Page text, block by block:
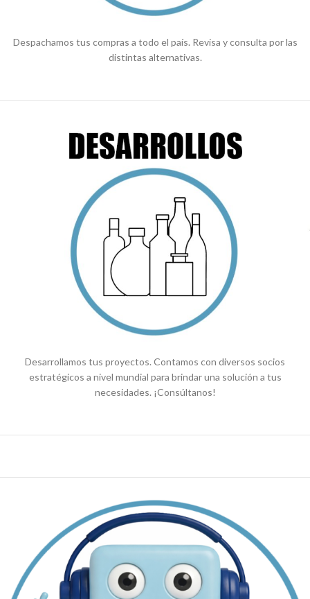
Despachamos tus compras a todo el país. Revisa y consulta por las
distintas alternativas.
Desarrollamos tus proyectos. Contamos con diversos socios
estratégicos a nivel mundial para brindar una solución a tus
necesidades. ¡Consúltanos!